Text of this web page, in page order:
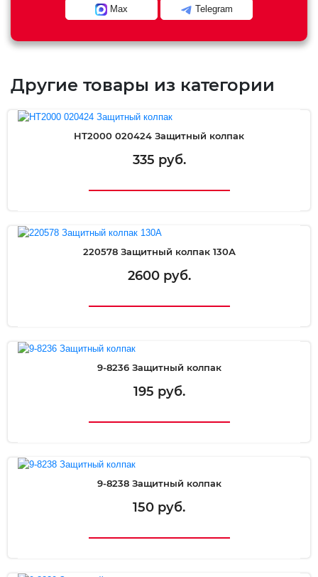
Max Telegram
Другие товары из категории
HT2000 020424 Защитный колпак
335 руб.
220578 Защитный колпак 130А
2600 руб.
9-8236 Защитный колпак
195 руб.
9-8238 Защитный колпак
150 руб.